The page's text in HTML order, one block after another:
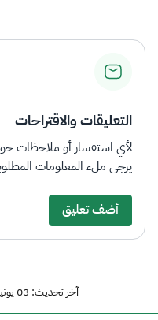
التعليقات والاقتراحات
لأي استفسار أو ملاحظات
يرجى ملء المعلومات
أضف تعليق
آخر تحديث: 03 يونيو 2025 11:09 ص المملكة العربية السعودية